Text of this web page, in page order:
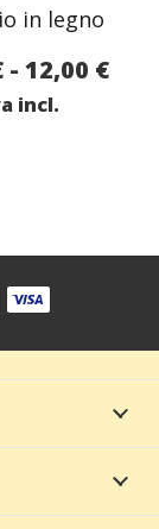
in legno
- 12,00 €
incl.